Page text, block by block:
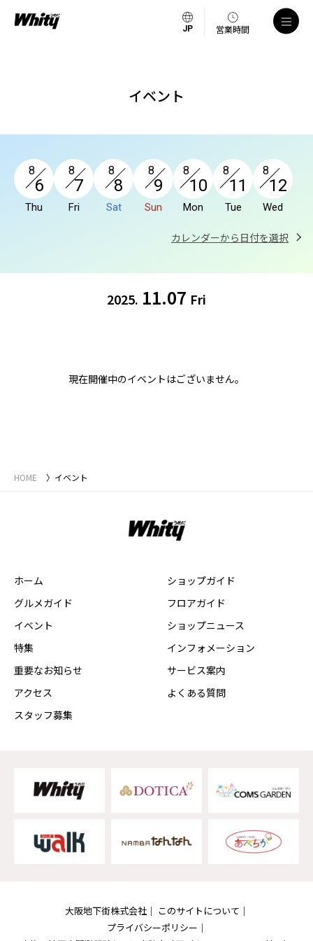
営業時間
イベント
8
6
Thu
8
7
Fri
8
8
Sat
8
9
Sun
8
10
Mon
8
11
Tue
8
12
Wed
カレンダーから日付を選択
2025. 11.07 Fri
現在開催中のイベントはございません。
HOME イベント
ホーム
グルメガイド
イベント
特集
重要なお知らせ
アクセス
スタッフ募集
ショップガイド
フロアガイド
ショップニュース
インフォメーション
サービス案内
よくある質問
大阪地下街株式会社
このサイトについて
プライバシーポリシー